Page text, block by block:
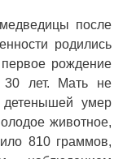
после
родились
рождение
30 лет. Мать не
умер
животное,
810 граммов,